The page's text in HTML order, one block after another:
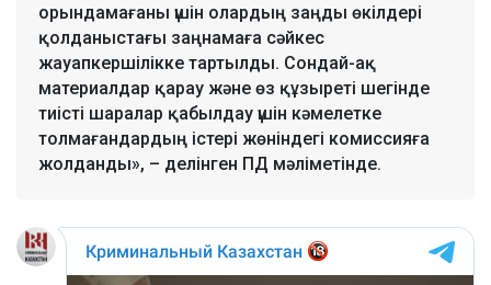
орындамағаны үшін олардың заңды өкілдері
қолданыстағы заңнамаға сәйкес
жауапкершілікке тартылды. Сондай-ақ
материалдар қарау және өз құзыреті шегінде
тиісті шаралар қабылдау үшін кәмелетке
толмағандардың істері жөніндегі комиссияға
жолданды», – делінген ПД мәліметінде.